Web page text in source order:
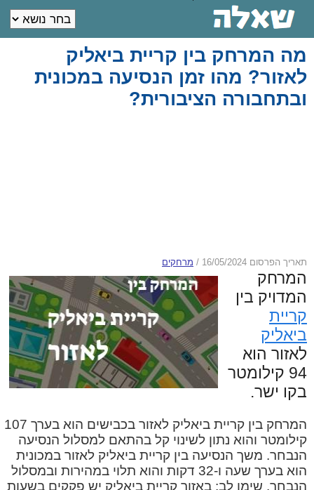
מה המרחק בין קריית ביאליק
לאזור? מהו זמן הנסיעה במכונית
ובתחבורה הציבורית?
תאריך הפרסום 16/05/2024 / מרחקים
המרחק
המדויק בין
קריית
ביאליק
לאזור הוא
94 קילומטר
בקו ישר.
המרחק בין קריית ביאליק לאזור בכבישים הוא בערך 107
קילומטר והוא נתון לשינוי קל בהתאם למסלול הנסיעה
הנבחר. משך הנסיעה בין קריית ביאליק לאזור במכונית
הוא בערך שעה ו-32 דקות והוא תלוי במהירות ובמסלול
הנבחר. שימו לב: באזור קריית ביאליק יש פקקים בשעות